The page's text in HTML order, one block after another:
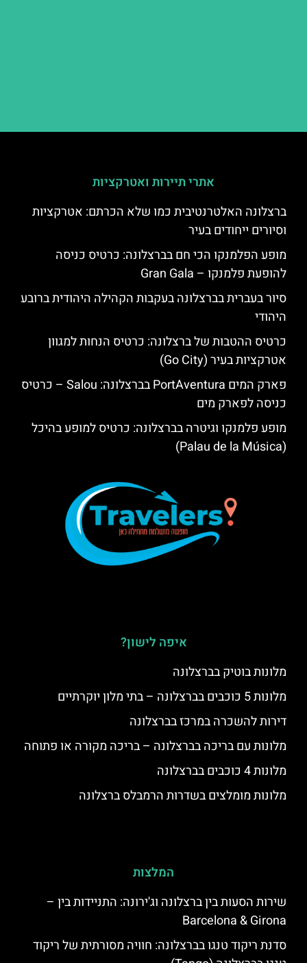
אתרי תיירות ואטרקציות
ברצלונה האלטרנטיבית כמו שלא הכרתם: אטרקציות
וסיורים ייחודים בעיר
מופע הפלמנקו הכי חם בברצלונה: כרטיס כניסה
להופעת פלמנקו – Gran Gala
סיור בעברית בברצלונה בעקבות הקהילה היהודית ברובע
היהודי
כרטיס ההטבות של ברצלונה: כרטיס הנחות למגוון
אטרקציות בעיר (Go City)
פארק המים PortAventura בברצלונה: Salou – כרטיס
כניסה לפארק מים
מופע פלמנקו וגיטרה בברצלונה: כרטיס למופע בהיכל
(Palau de la Música)
איפה לישון?
מלונות בוטיק בברצלונה
מלונות 5 כוכבים בברצלונה – בתי מלון יוקרתיים
דירות להשכרה במרכז בברצלונה
מלונות עם בריכה בברצלונה – בריכה מקורה או פתוחה
מלונות 4 כוכבים בברצלונה
מלונות מומלצים בשדרות הרמבלס ברצלונה
המלצות
שירות הסעות בין ברצלונה וג'ירונה: התניידות בין –
Barcelona & Girona
סדנת ריקוד טנגו בברצלונה: חוויה מסורתית של ריקוד